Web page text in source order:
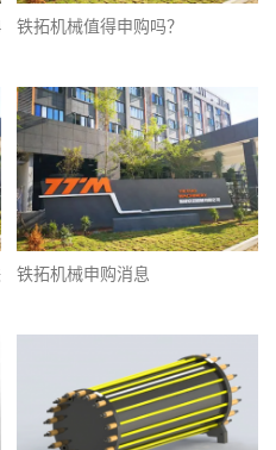
铁拓机械值得申购吗？
铁拓机械申购消息